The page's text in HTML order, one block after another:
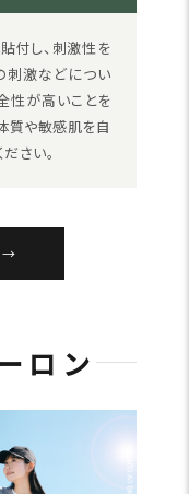
付し、刺激性を
刺激などについ
性が高いことを
質や敏感肌を自
さい。
ロン